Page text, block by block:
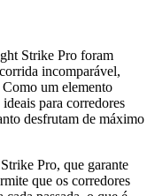
Strike Pro foram
incomparável,
um elemento
para corredores
desfrutam de máximo
Pro, que garante
que os corredores